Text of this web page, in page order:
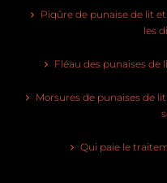
Piqûre de punaise de lit
les
Fléau des punaises de
Morsures de punaises de
Qui paie le